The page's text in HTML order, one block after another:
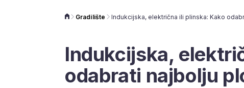
Gradilište
Indukcijska,
odabrati najbolju